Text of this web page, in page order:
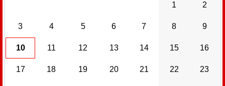
1 2
3 4 5 6 7 8 9
10 11 12 13 14 15 16
17 18 19 20 21 22 23